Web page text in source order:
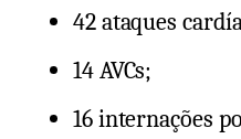
42 ataques
14 AVCs;
16 internações